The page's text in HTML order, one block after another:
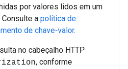
por valores lidos em um
Consulte a política de
de chave-valor.
no cabeçalho HTTP
, conforme